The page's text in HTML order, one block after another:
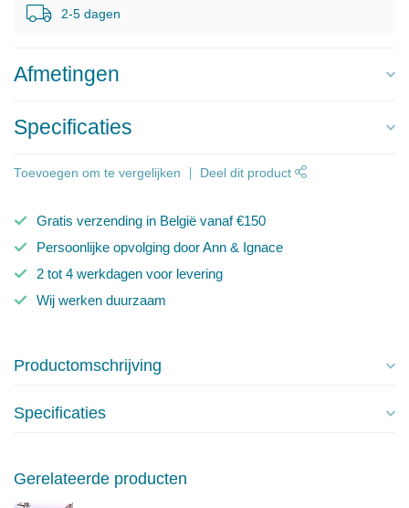
2-5 dagen
Afmetingen
Specificaties
Toevoegen om te vergelijken Deel dit product
Gratis verzending in België vanaf €150
Persoonlijke opvolging door Ann & Ignace
2 tot 4 werkdagen voor levering
Wij werken duurzaam
Productomschrijving
Specificaties
Gerelateerde producten